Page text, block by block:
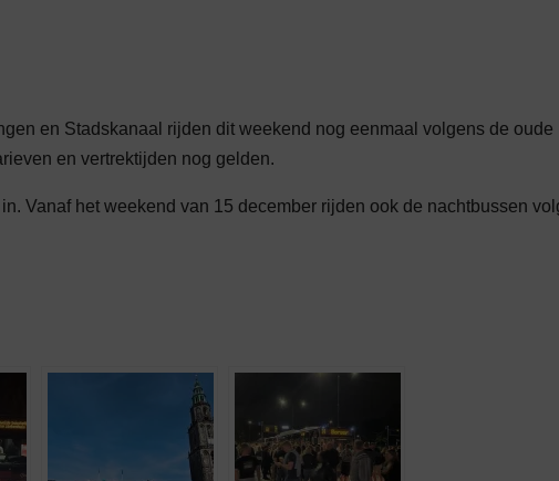
en Stadskanaal rijden dit weekend nog eenmaal volgens de oude
en vertrektijden nog gelden.
Vanaf het weekend van 15 december rijden ook de nachtbussen